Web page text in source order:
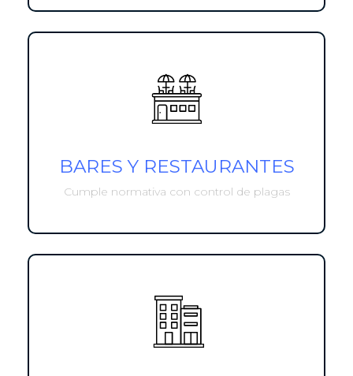
BARES Y RESTAURANTES
Cumple normativa con control de plagas